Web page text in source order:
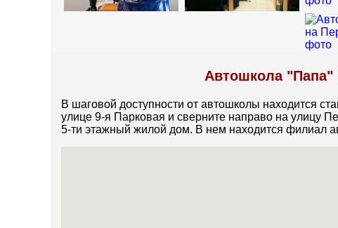
Автошкола "Папа"
В шаговой доступности от автошколы находится
улице 9-я Парковая и сверните направо на улицу
5-ти этажный жилой дом. В нем находится филиал